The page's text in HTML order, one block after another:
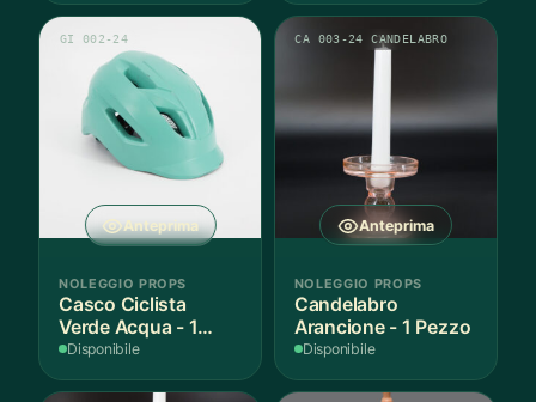
Anteprima
GI 002-24
NOLEGGIO PROPS
Casco Ciclista
Verde Acqua - 1
Pezzo
Disponibile
Anteprima
CA 003-24 CANDELABRO
NOLEGGIO PROPS
Candelabro
Arancione - 1 Pezzo
Disponibile